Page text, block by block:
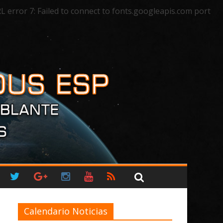
error 7: Failed to connect to fonts.googleapis.com port
Calendario Noticias